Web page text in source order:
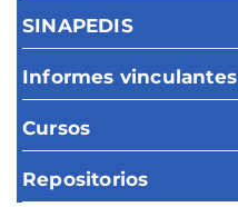
SINAPEDIS
Informes vinculantes
Cursos
Repositorios